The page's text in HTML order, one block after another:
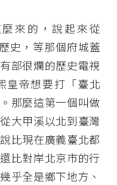
來的，說起來從
史，等那個府城蓋
部很爛的歷史電視
皇帝想要打「臺北
那麼這第一個叫做
大甲溪以北到臺灣
比現在廣義臺北都
比對岸北京市的行
乎全是鄉下地方、